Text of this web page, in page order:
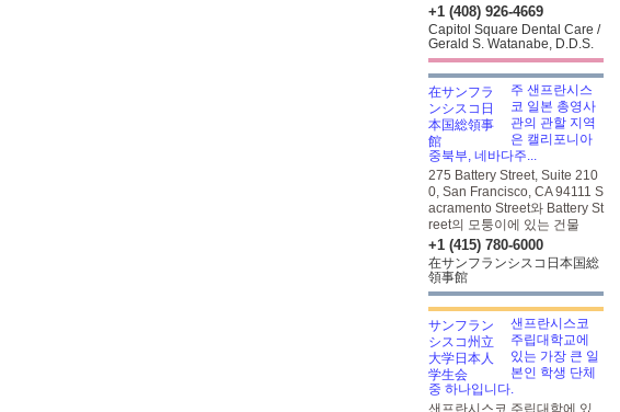
+1 (408) 926-4669
Capitol Square Dental Care /
Gerald S. Watanabe, D.D.S.
주 샌프란시스
코 일본 총영사
관의 관할 지역
은 캘리포니아
중북부, 네바다주...
275 Battery Street, Suite 210
0, San Francisco, CA 94111 S
acramento Street와 Battery St
reet의 모퉁이에 있는 건물
+1 (415) 780-6000
在サンフランシスコ日本国総
領事館
샌프란시스코
주립대학교에
있는 가장 큰 일
본인 학생 단체
중 하나입니다.
샌프란시스코 주립대학에 있